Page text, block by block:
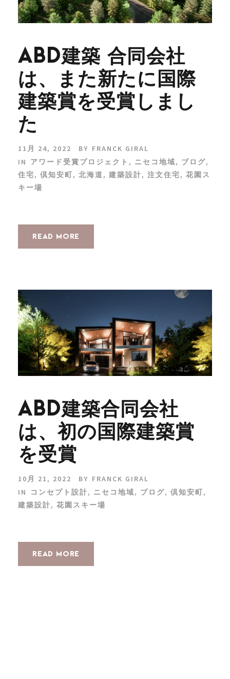
ABD建築 合同会社
は、また新たに国際
建築賞を受賞しまし
た
11月 24, 2022 BY FRANCK GIRAL
IN
アワード受賞プロジェクト , ニセコ地域, ブログ,
住宅, 倶知安町, 北海道, 建築設計, 注文住宅, 花園ス
キー場
READ MORE
ABD建築合同会社
は、初の国際建築賞
を受賞
10月 21, 2022 BY FRANCK GIRAL
IN
コンセプト設計, ニセコ地域, ブログ, 倶知安町,
建築設計, 花園スキー場
READ MORE